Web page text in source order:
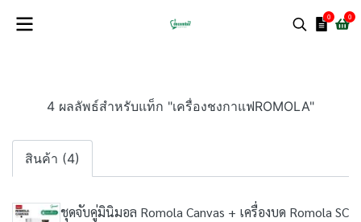
0 0
4 ผลลัพธ์สำหรับแท็ก "เครื่องชงกาแฟROMOLA"
สินค้า (4)
ชุดจับคู่มินิมอล Romola Canvas + เครื่องบด Romola SC